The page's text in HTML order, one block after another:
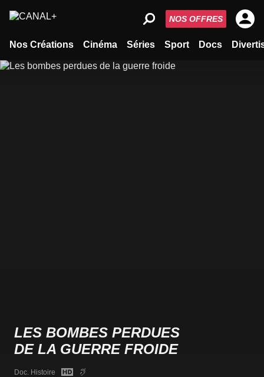
Nos Créations Cinéma Séries Sport Docs
NOS OFFRES
LES BOMBES PERDUES
DE LA GUERRE FROIDE
Doc. Histoire